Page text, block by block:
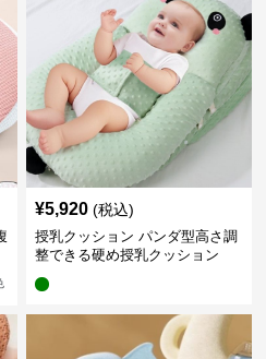
¥5,920 (税込)
授乳クッション パンダ型高さ調
整できる硬め授乳クッション